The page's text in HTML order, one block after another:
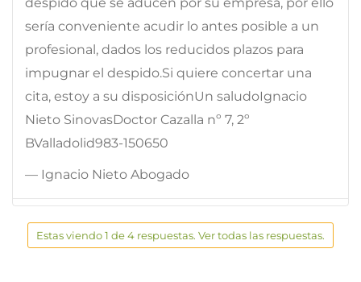
sería conveniente acudir lo antes posible a un
profesional, dados los reducidos plazos para
impugnar el despido.Si quiere concertar una
cita, estoy a su disposiciónUn saludoIgnacio
Nieto SinovasDoctor Cazalla nº 7, 2º
BValladolid983-150650
— Ignacio Nieto Abogado
Estas viendo 1 de 4 respuestas. Ver todas las respuestas.